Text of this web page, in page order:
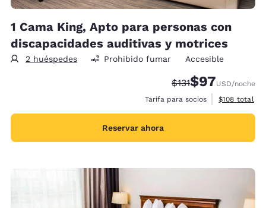
1 Cama King, Apto para personas con
discapacidades auditivas y motrices
2 huéspedes Prohibido fumar Accesible
Precio tachado:
$131Precio con
$97USD/noche
Tarifa para socios
Ver detalles
$108 total
Reservar ahora